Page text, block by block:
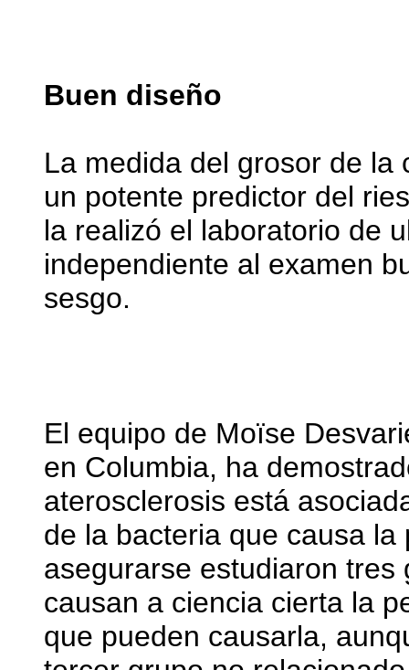
Buen diseño
La medida del grosor de la
un potente predictor del
la realizó el laboratorio de
independiente al examen
sesgo.
El equipo de Moïse
en Columbia, ha
aterosclerosis está
de la bacteria que causa
asegurarse estudiaron
causan a ciencia cierta la
que pueden causarla,